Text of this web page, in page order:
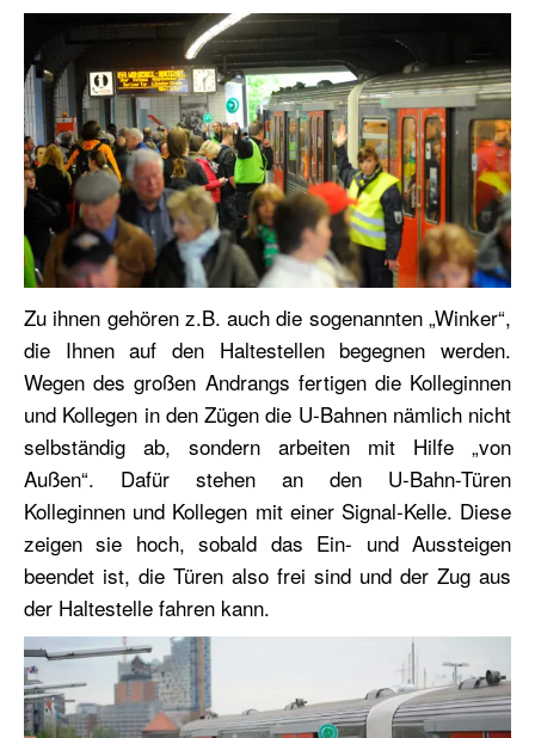
Zu ihnen gehören z.B. auch die sogenannten „Winker“,
die Ihnen auf den Haltestellen begegnen werden.
Wegen des großen Andrangs fertigen die Kolleginnen
und Kollegen in den Zügen die U-Bahnen nämlich nicht
selbständig ab, sondern arbeiten mit Hilfe „von
Außen“. Dafür stehen an den U-Bahn-Türen
Kolleginnen und Kollegen mit einer Signal-Kelle. Diese
zeigen sie hoch, sobald das Ein- und Aussteigen
beendet ist, die Türen also frei sind und der Zug aus
der Haltestelle fahren kann.